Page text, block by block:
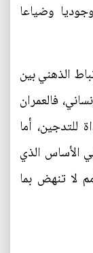
وضياعا
الذهني بين
فالعمران
للتدجين، أما
الأساس الذي
لا تنهض بما